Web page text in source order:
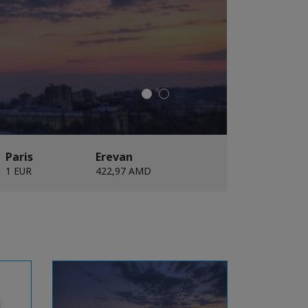
Paris
1 EUR
Erevan
422,97 AMD